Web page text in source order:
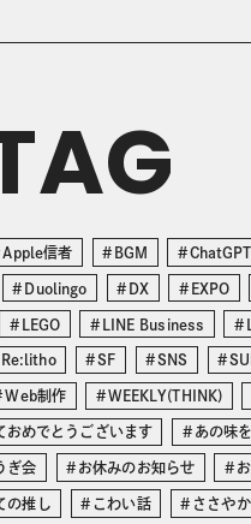
Apple信者 BGM ChatGPT
Duolingo DX EXPO
LEGO LINE Business
Re:litho SF SNS
Web制作 WEEKLY(THINK)
おめでとうございます あの味
ぎ会 お休みのお知らせ
の推し こわい話 ささや